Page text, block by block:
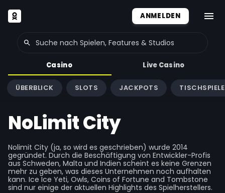
ANMELDEN
Casino Live Casino
ÜBERBLICK SLOTS JACKPOTS TISCHSPIELE
NoLimit City
Nolimit City (ja, so wird es geschrieben) wurde 2014
gegründet. Durch die Beschäftigung von Entwickler-Profis
aus Schweden, Malta und Indien scheint es keine Grenzen
mehr zu geben, was dieses Unternehmen noch aufhalten
kann. Ice Ice Yeti, Owls, Coins of Fortune and Tombstone
sind nur einige der aktuellen Highlights des Spielherstellers.